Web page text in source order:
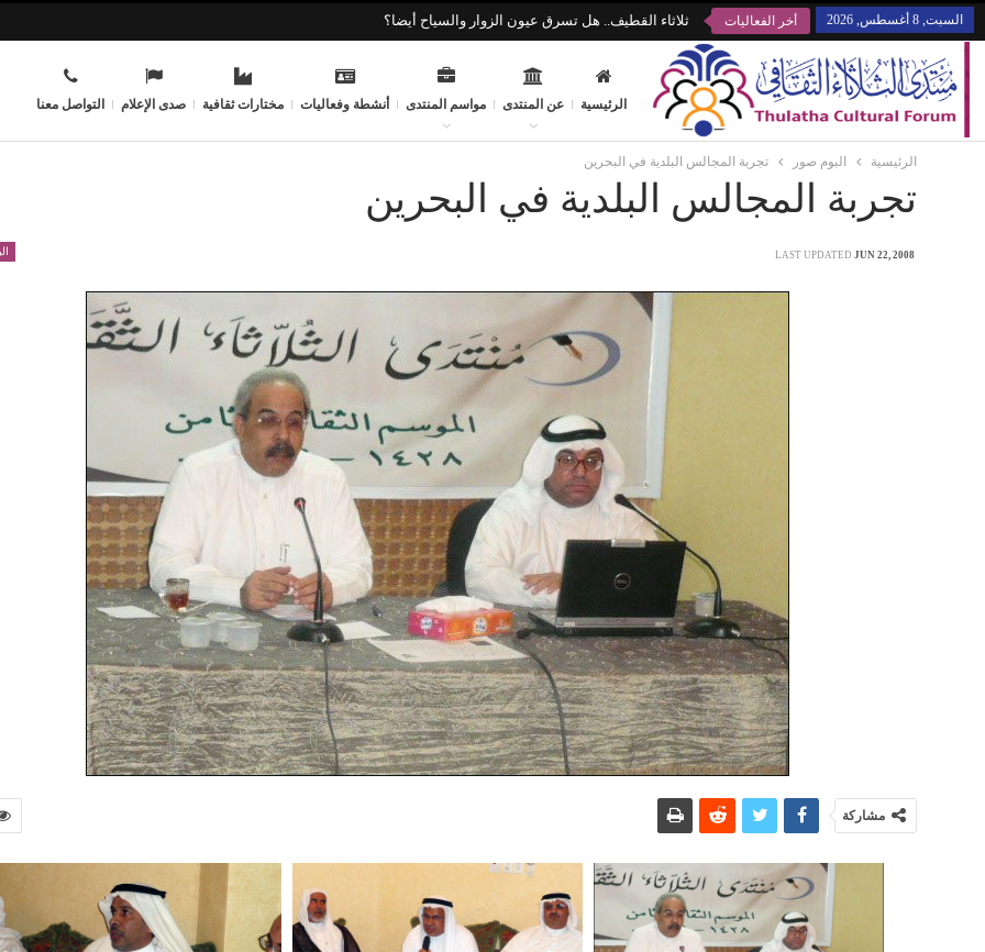
السبت, 8 أغسطس, 2026 أخر الفعاليات ثلاثاء القطيف.. هل تسرق عيون الزوار والسياح أيضا؟
الرئيسية عن المنتدى مواسم المنتدى أنشطة وفعاليات مختارات ثقافية صدى الإعلام التواصل معنا
الرئيسية البوم صور تجربة المجالس البلدية في البحرين
تجربة المجالس البلدية في البحرين
LAST UPDATED JUN 22, 2008
مشاركة